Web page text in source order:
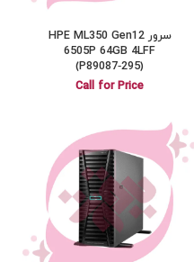
سرور HPE ML350 Gen12
6505P 64GB 4LFF
(P89087‑295)
Call for Price